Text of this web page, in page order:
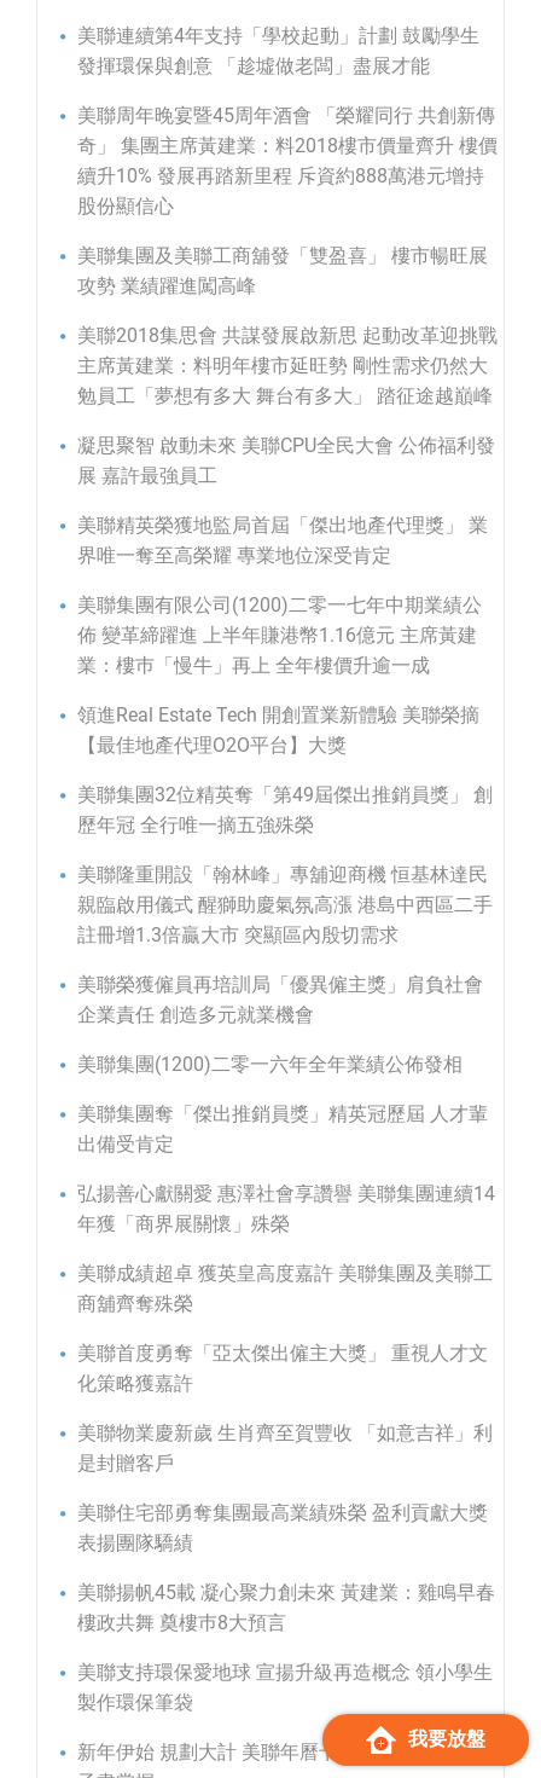
美聯連續第4年支持「學校起動」計劃 鼓勵學生
發揮環保與創意 「趁墟做老闆」盡展才能
美聯周年晚宴暨45周年酒會 「榮耀同行 共創新傳
奇」 集團主席黃建業：料2018樓市價量齊升 樓價
續升10% 發展再踏新里程 斥資約888萬港元增持
股份顯信心
美聯集團及美聯工商舖發「雙盈喜」 樓市暢旺展
攻勢 業績躍進闖高峰
美聯2018集思會 共謀發展啟新思 起動改革迎挑戰
主席黃建業：料明年樓市延旺勢 剛性需求仍然大
勉員工「夢想有多大 舞台有多大」 踏征途越巔峰
凝思聚智 啟動未來 美聯CPU全民大會 公佈福利發
展 嘉許最強員工
美聯精英榮獲地監局首屆「傑出地產代理獎」 業
界唯一奪至高榮耀 專業地位深受肯定
美聯集團有限公司(1200)二零一七年中期業績公
佈 變革締躍進 上半年賺港幣1.16億元 主席黃建
業：樓巿「慢牛」再上 全年樓價升逾一成
領進Real Estate Tech 開創置業新體驗 美聯榮摘
【最佳地產代理O2O平台】大獎
美聯集團32位精英奪「第49屆傑出推銷員獎」 創
歷年冠 全行唯一摘五強殊榮
美聯隆重開設「翰林峰」專舖迎商機 恒基林達民
親臨啟用儀式 醒獅助慶氣氛高漲 港島中西區二手
註冊增1.3倍贏大市 突顯區內殷切需求
美聯榮獲僱員再培訓局「優異僱主獎」肩負社會
企業責任 創造多元就業機會
美聯集團(1200)二零一六年全年業績公佈發相
美聯集團奪「傑出推銷員獎」精英冠歷屆 人才輩
出備受肯定
弘揚善心獻關愛 惠澤社會享讚譽 美聯集團連續14
年獲「商界展關懷」殊榮
美聯成績超卓 獲英皇高度嘉許 美聯集團及美聯工
商舖齊奪殊榮
美聯首度勇奪「亞太傑出僱主大獎」 重視人才文
化策略獲嘉許
美聯物業慶新歲 生肖齊至賀豐收 「如意吉祥」利
是封贈客戶
美聯住宅部勇奪集團最高業績殊榮 盈利貢獻大獎
表揚團隊驕績
美聯揚帆45載 凝心聚力創未來 黃建業：雞鳴早春
樓政共舞 奠樓巿8大預言
美聯支持環保愛地球 宣揚升級再造概念 領小學生
製作環保筆袋
新年伊始 規劃大計 美聯年曆卡贈客戶 2017好日
我要放盤